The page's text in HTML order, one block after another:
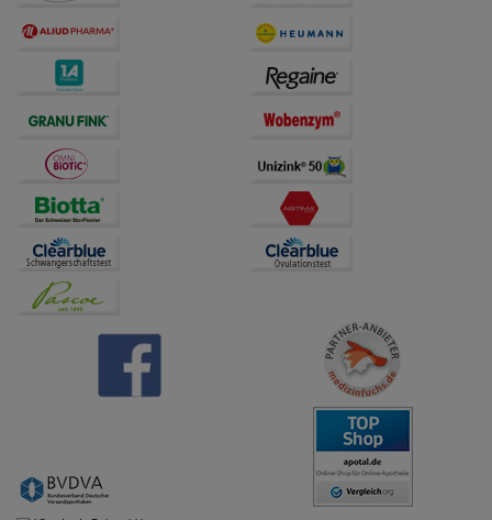
anzupassen. Komfort-Cookies ermöglichen es uns
auch auf Ihre Bedürfnisse zugeschrittene Inhalte
anzuzeigen und unser Partnerprogramm zu
betreiben.
Informationen über die Art und Weise der Nutzung
unserer Website sammeln, mit deren Hilfe wir unsere
Website weiter für Sie optimieren können, den Inhalt
auf unserer Website aber auch die Werbung auf
Drittseiten möglichst relevant für Sie zu gestalten.
Bitte beachten Sie, dass Daten hierfür teilweise an
Dritte wie z.B. Google oder soziale Medien
übertragen werden.